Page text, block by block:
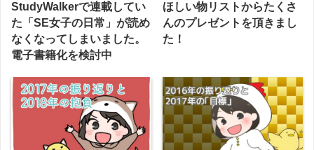
StudyWalkerで連載してい
た「SE女子の日常」が読め
なくなってしまいました。
電子書籍化を検討中
ほしい物リストからたくさ
んのプレゼントを頂きまし
た！